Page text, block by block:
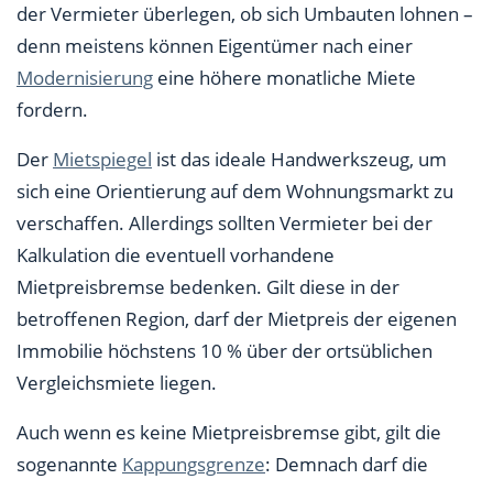
der Vermieter überlegen, ob sich Umbauten lohnen –
denn meistens können Eigentümer nach einer
Modernisierung eine höhere monatliche Miete
fordern.
Der Mietspiegel ist das ideale Handwerkszeug, um
sich eine Orientierung auf dem Wohnungsmarkt zu
verschaffen. Allerdings sollten Vermieter bei der
Kalkulation die eventuell vorhandene
Mietpreisbremse bedenken. Gilt diese in der
betroffenen Region, darf der Mietpreis der eigenen
Immobilie höchstens 10 % über der ortsüblichen
Vergleichsmiete liegen.
Auch wenn es keine Mietpreisbremse gibt, gilt die
sogenannte Kappungsgrenze: Demnach darf die